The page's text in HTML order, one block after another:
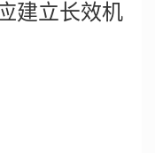
建立长效机